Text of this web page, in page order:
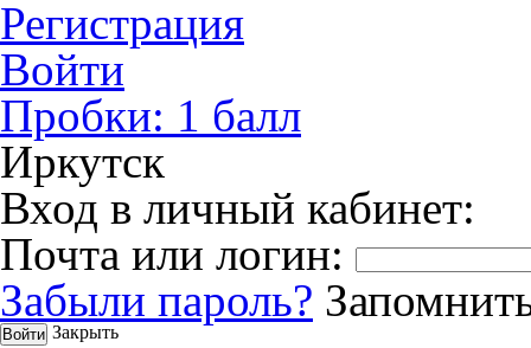
Регистрация
Войти
Пробки: 1 балл
Иркутск
Вход в личный кабинет:
Почта или логин:
Забыли пароль?
Закрыть